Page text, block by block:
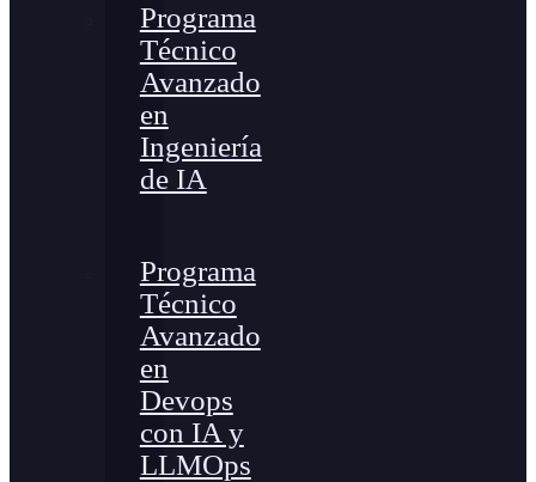
Programa
Técnico
Avanzado
en
Ingeniería
de IA
Programa
Técnico
Avanzado
en
Devops
con IA y
LLMOps